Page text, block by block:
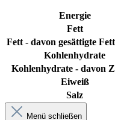
Energie
Fett
Fett - davon gesättigte
Kohlenhydrate
Kohlenhydrate - davon
Eiweiß
Salz
Menü schließen